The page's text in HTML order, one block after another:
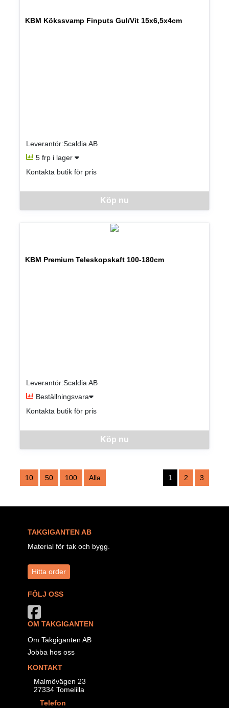
KBM Kökssvamp Finputs Gul/Vit 15x6,5x4cm
Leverantör:Scaldia AB
5 frp i lager
Köp nu
Kontakta butik för pris
KBM Premium Teleskopskaft 100-180cm
Leverantör:Scaldia AB
Beställningsvara
Köp nu
Kontakta butik för pris
10 50 100 Alla 1 2 3
TAKGIGANTEN AB
Material för tak och bygg.
Hitta order
FÖLJ OSS
OM TAKGIGANTEN
Om Takgiganten AB
Jobba hos oss
KONTAKT
Malmövägen 23
27334 Tomelilla
Telefon